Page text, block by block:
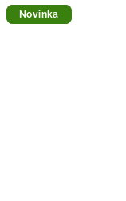
Novinka
Novinka